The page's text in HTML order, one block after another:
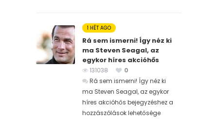
1 HÉT AGO
Rá sem ismerni! Így néz ki
ma Steven Seagal, az
egykor híres akcióhős
131038
0
Rá sem ismerni! Így néz ki
ma Steven Seagal, az egykor
híres akcióhős bejegyzéshez a
hozzászólások lehetősége